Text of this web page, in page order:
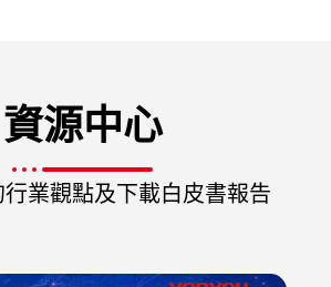
資源中心
業觀點及下載白皮書報告